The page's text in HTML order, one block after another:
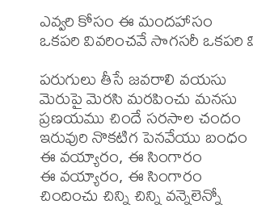
ఎవ్వరి కోసం ఈ మందహాసం
ఒకపరి వివరించవే సొగసరీ ఒకపరి
పరుగులు తీసే జవరాలి వయసు
మెరుపై మెరసి మరపించు మనసు
ప్రణయము చిందే సరసాల చందం
ఇరువురి నొకటిగ పెనవేయు బంధం
ఈ వయ్యారం, ఈ సింగారం
ఈ వయ్యారం, ఈ సింగారం
చిందించు చిన్ని చిన్ని వన్నెలెన్నో